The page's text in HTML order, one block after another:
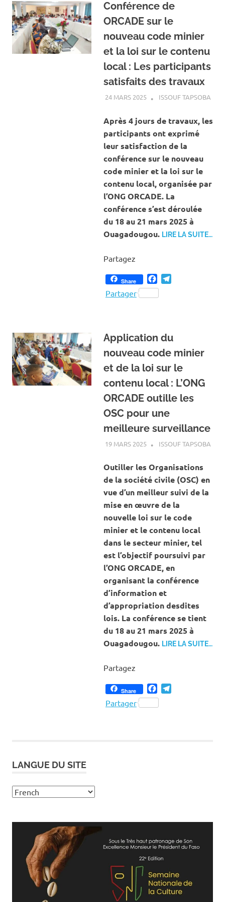
Conférence de
ORCADE sur le
nouveau code minier
et la loi sur le contenu
local : Les participants
satisfaits des travaux
24 MARS 2025 ISSOUF TAPSOBAA
Après 4 jours de travaux, les
participants ont exprimé
leur satisfaction de la
conférence sur le nouveau
code minier et la loi sur le
contenu local, organisée par
l’ONG ORCADE. La
conférence s’est déroulée
du 18 au 21 mars 2025 à
Ouagadougou. LIRE LA SUITE…
Partagez
Share Facebook
Partager
Application du
nouveau code minier
et de la loi sur le
contenu local : L’ONG
ORCADE outille les
OSC pour une
meilleure surveillance
19 MARS 2025 ISSOUF TAPSOBA
Outiller les Organisations
de la société civile (OSC) en
vue d’un meilleur suivi de la
mise en œuvre de la
nouvelle loi sur le code
minier et le contenu local
dans le secteur minier, tel
est l’objectif poursuivi par
l’ONG ORCADE, en
organisant la conférence
d’information et
d’appropriation desdites
lois. La conférence se tient
du 18 au 21 mars 2025 à
Ouagadougou. LIRE LA SUITE…
Partagez
Share Facebook
Partager
LANGUE DU SITE